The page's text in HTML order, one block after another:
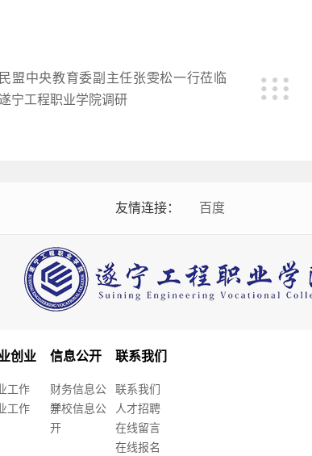
民盟中央教育委副主任张雯松一行莅临
宁工程职业学院调研
友情连接： 百度
创业
工作
工作
信息公开
财务信息公
开
学校信息公
开
联系我们
联系我们
人才招聘
在线留言
在线报名